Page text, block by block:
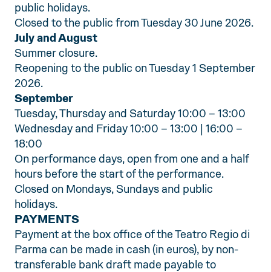
public holidays.
Closed to the public from Tuesday 30 June 2026.
July and August
Summer closure.
Reopening to the public on Tuesday 1 September
2026.
September
Tuesday, Thursday and Saturday 10:00 – 13:00
Wednesday and Friday 10:00 – 13:00 | 16:00 –
18:00
On performance days, open from one and a half
hours before the start of the performance.
Closed on Mondays, Sundays and public
holidays.
PAYMENTS
Payment at the box office of the Teatro Regio di
Parma can be made in cash (in euros), by non-
transferable bank draft made payable to